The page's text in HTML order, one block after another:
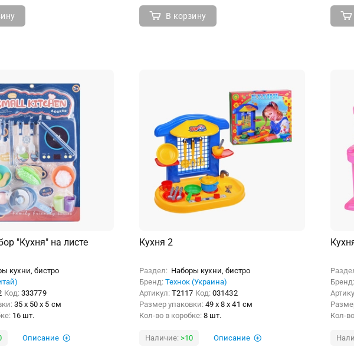
В корзину
"Кухня" на листе
кухни, бистро
Код:333779
35 x 50 x 5 см
16 шт.
Описание
Кухня 2
Раздел: Наборы кухни, бистро
Бренд: Технок (Украина)
Артикул: Т2117 Код:031432
Размер упаковки: 49 x 8 x 41 см
Кол-во в коробке: 8 шт.
Наличие: >10 Описание
Кол-